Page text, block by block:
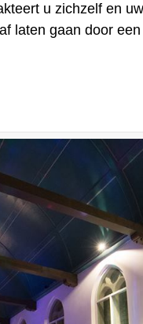
u zichzelf en
laten gaan door